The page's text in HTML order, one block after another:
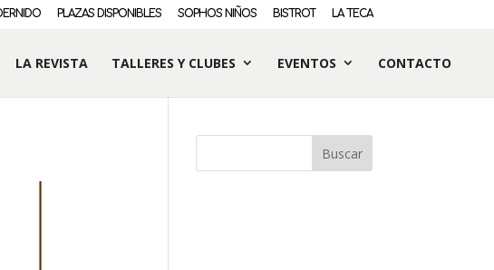
PLAZAS DISPONIBLES SOPHOS NIÑOS BISTROT LA TECA
LA REVISTA TALLERES Y CLUBES EVENTOS CONTACTO